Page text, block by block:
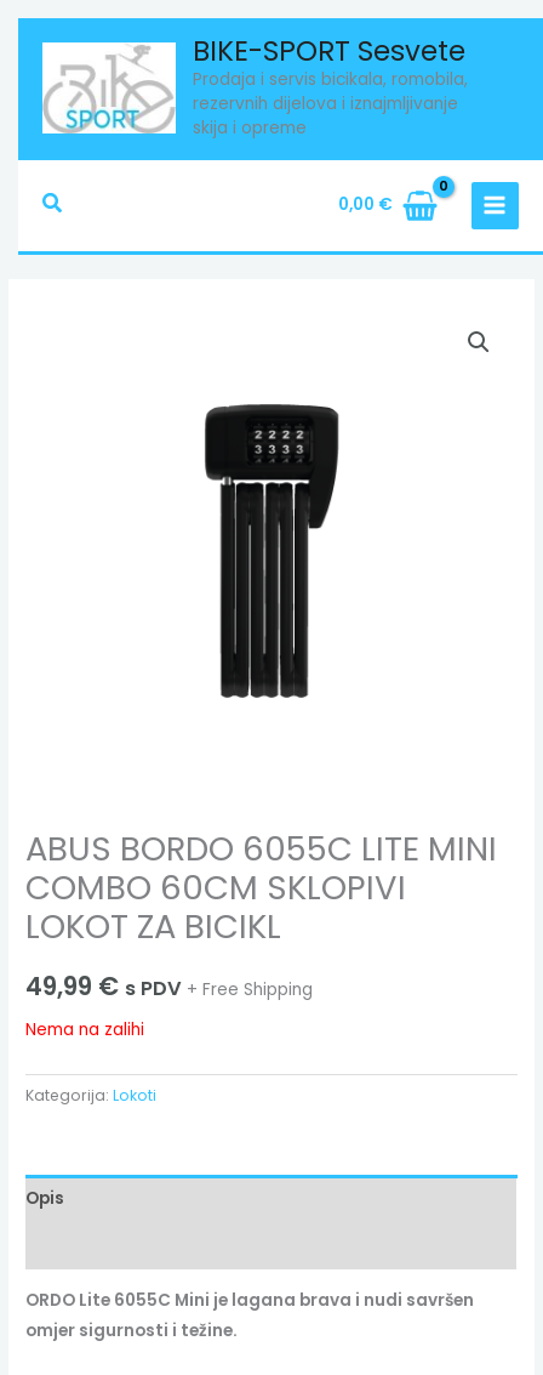
content
BIKE-SPORT Sesvete
Prodaja i servis bicikala, romobila,
rezervnih dijelova i iznajmljivanje
skija i opreme
Search 0,00 €
ABUS BORDO 6055C LITE MINI
COMBO 60CM SKLOPIVI
LOKOT ZA BICIKL
49,99 € s PDV + Free Shipping
Nema na zalihi
Kategorija:Lokoti
Opis
ORDO Lite 6055C Mini je lagana brava i nudi savršen
omjer sigurnosti i težine.